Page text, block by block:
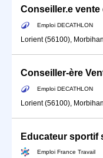
Emploi DECATHLON
Lorient (56100),
Emploi DECATHLON
Lorient (56100),
Educateur sportif
Emploi France Travail